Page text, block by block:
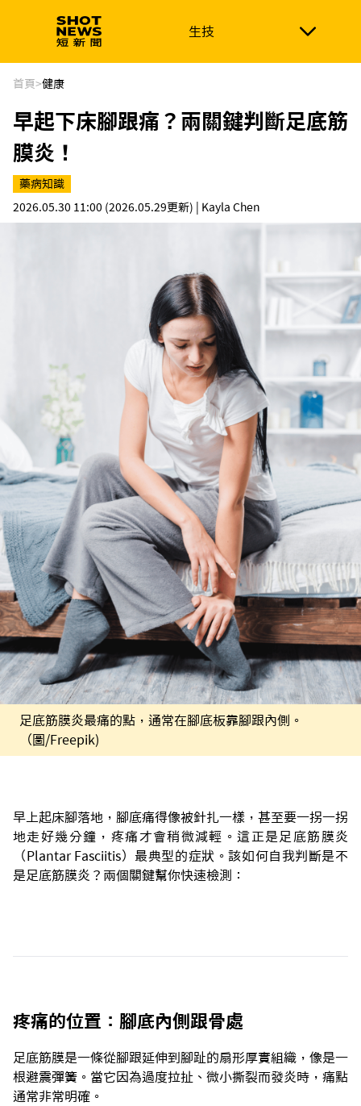
生技
生技 政治
新南向 體育
首頁>健康
早起下床腳跟痛？兩關鍵判斷足底筋
膜炎！
藥病知識
2026.05.30 11:00 (2026.05.29更新) | Kayla Chen
足底筋膜炎最痛的點，通常在腳底板靠腳跟內側。
（圖/Freepik)
早上起床腳落地，腳底痛得像被針扎一樣，甚至要一拐一拐
地走好幾分鐘，疼痛才會稍微減輕。這正是足底筋膜炎
（Plantar Fasciitis）最典型的症狀。該如何自我判斷是不
是足底筋膜炎？兩個關鍵幫你快速檢測：
疼痛的位置：腳底內側跟骨處
足底筋膜是一條從腳跟延伸到腳趾的扇形厚實組織，像是一
根避震彈簧。當它因為過度拉扯、微小撕裂而發炎時，痛點
通常非常明確。